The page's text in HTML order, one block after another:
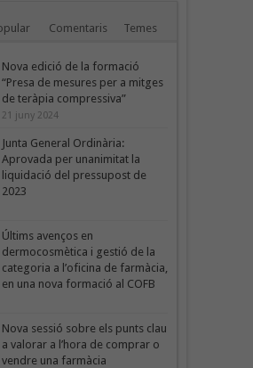
Comentaris Temes
Nova edició de la formació
“Presa de mesures per a mitges
de teràpia compressiva”
21 juny 2024
Junta General Ordinària:
Aprovada per unanimitat la
liquidació del pressupost de
2023
Últims avenços en
dermocosmètica i gestió de la
categoria a l’oficina de farmàcia,
en una nova formació al COFB
Nova sessió sobre els punts clau
a valorar a l’hora de comprar o
vendre una farmàcia